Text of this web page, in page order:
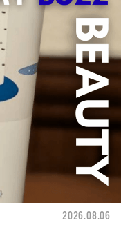
2026.08.06